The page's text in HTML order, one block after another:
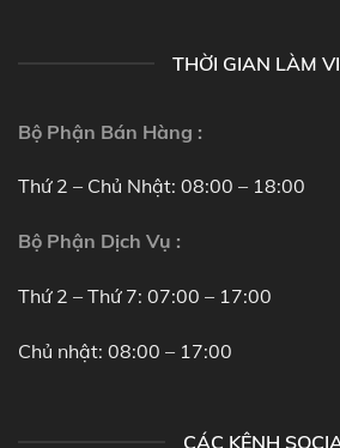
THỜI GIAN LÀM
Bộ Phận Bán Hàng :
Thứ 2 – Chủ Nhật: 08:00 – 18:00
Bộ Phận Dịch Vụ :
Thứ 2 – Thứ 7: 07:00 – 17:00
Chủ nhật: 08:00 – 17:00
CÁC KÊNH